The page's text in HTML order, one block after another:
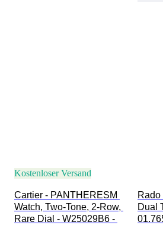
Kostenloser Versand
Cartier - PANTHERESM
Watch, Two-Tone, 2-Row,
Rare Dial - W25029B6 -
Dual